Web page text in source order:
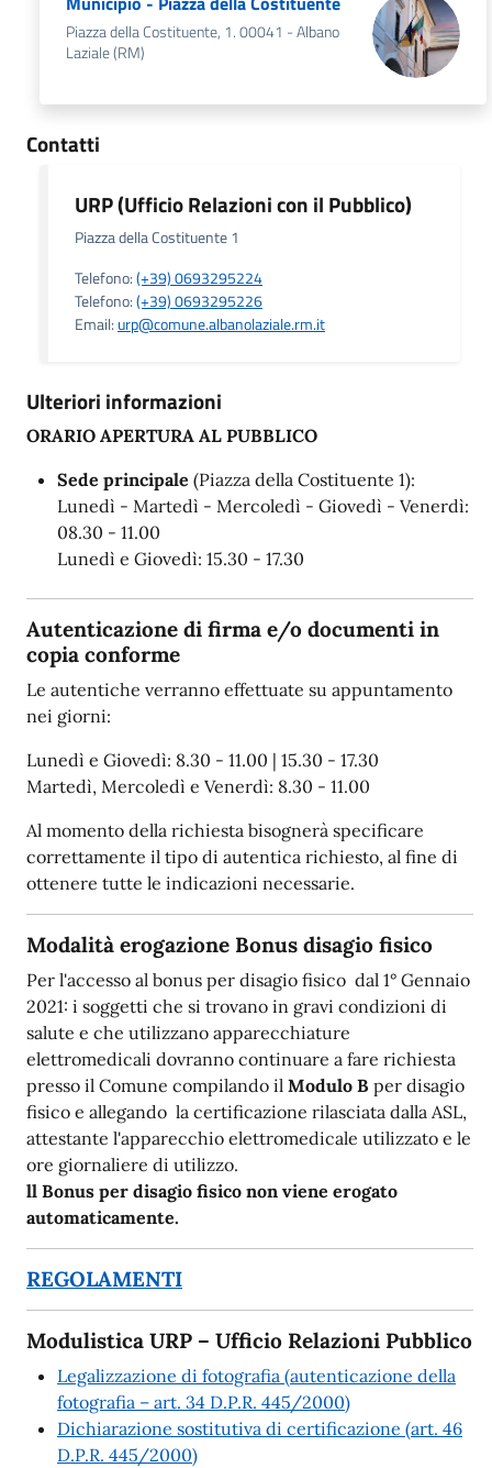
Piazza della Costituente, 1. 00041 - Albano
Laziale (RM)
Contatti
URP (Ufficio Relazioni con il Pubblico)
Piazza della Costituente 1
Telefono:(+39) 0693295224
Telefono:(+39) 0693295226
Email: urp@comune.albanolaziale.rm.it
Ulteriori informazioni
ORARIO APERTURA AL PUBBLICO
Sede principale (Piazza della Costituente 1):
Lunedì - Martedì - Mercoledì - Giovedì - Venerdì:
08.30 - 11.00
Lunedì e Giovedì: 15.30 - 17.30
Autenticazione di firma e/o documenti in
copia conforme
Le autentiche verranno effettuate su appuntamento
nei giorni:
Lunedì e Giovedì: 8.30 - 11.00 | 15.30 - 17.30
Martedì, Mercoledì e Venerdì: 8.30 - 11.00
Al momento della richiesta bisognerà specificare
correttamente il tipo di autentica richiesto, al fine di
ottenere tutte le indicazioni necessarie.
Modalità erogazione Bonus disagio fisico
Per l'accesso al bonus per disagio fisico dal 1° Gennaio
2021: i soggetti che si trovano in gravi condizioni di
salute e che utilizzano apparecchiature
elettromedicali dovranno continuare a fare richiesta
presso il Comune compilando il Modulo B per disagio
fisico e allegando la certificazione rilasciata dalla ASL,
attestante l'apparecchio elettromedicale utilizzato e le
ore giornaliere di utilizzo.
ll Bonus per disagio fisico non viene erogato
automaticamente.
REGOLAMENTI
Modulistica URP – Ufficio Relazioni Pubblico
Legalizzazione di fotografia (autenticazione della
fotografia – art. 34 D.P.R. 445/2000)
Dichiarazione sostitutiva di certificazione (art. 46
D.P.R. 445/2000)